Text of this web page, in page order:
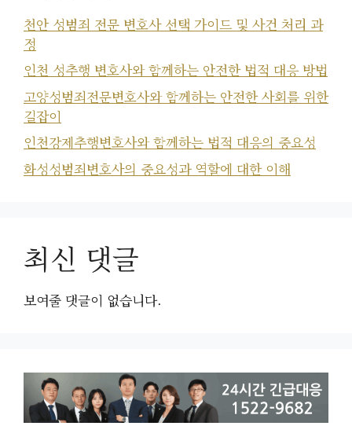
천안 성범죄 전문 변호사 선택 가이드 및 사건 처리 과
정
인천 성추행 변호사와 함께하는 안전한 법적 대응 방법
고양성범죄전문변호사와 함께하는 안전한 사회를 위한
길잡이
인천강제추행변호사와 함께하는 법적 대응의 중요성
화성성범죄변호사의 중요성과 역할에 대한 이해
최신 댓글
보여줄 댓글이 없습니다.